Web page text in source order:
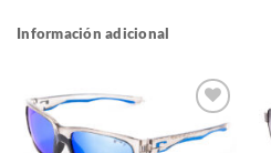
Información adicional
Gafas
de sol